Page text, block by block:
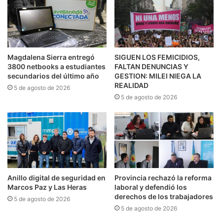
Magdalena Sierra entregó
3800 netbooks a estudiantes
secundarios del último año
5 de agosto de 2026
SIGUEN LOS FEMICIDIOS,
FALTAN DENUNCIAS Y
GESTION: MILEI NIEGA LA
REALIDAD
5 de agosto de 2026
Anillo digital de seguridad en
Marcos Paz y Las Heras
5 de agosto de 2026
Provincia rechazó la reforma
laboral y defendió los
derechos de los trabajadores
5 de agosto de 2026